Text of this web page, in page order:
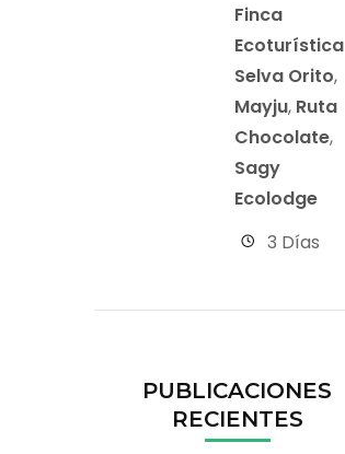
Finca
Ecoturística
Selva Orito,
Mayju, Ruta
Chocolate,
Sagy
Ecolodge
3 Días
PUBLICACIONES
RECIENTES